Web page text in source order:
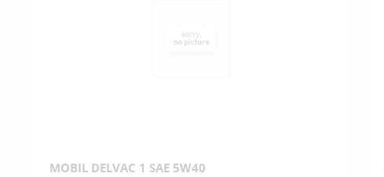
MOBIL DELVAC 1 SAE 5W40